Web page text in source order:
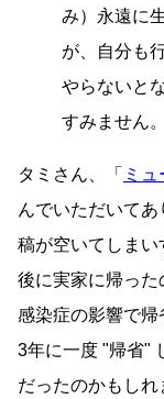
み）永遠に
が、自分も
やらないと
すみません
タミさん、「 ミ
んでいただいて
稿が空いてしま
後に実家に帰っ
感染症の影響で帰
3年に一度
帰省
だったのかもしれ